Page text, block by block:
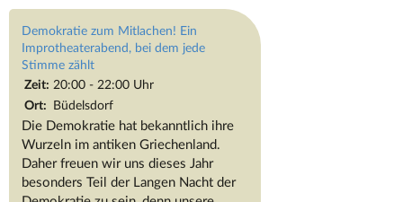
Demokratie zum Mitlachen! Ein
Improtheaterabend, bei dem jede
Stimme zählt
Zeit: 20:00 - 22:00 Uhr
Ort: Büdelsdorf
Die Demokratie hat bekanntlich ihre
Wurzeln im antiken Griechenland.
Daher freuen wir uns dieses Jahr
besonders Teil der Langen Nacht der